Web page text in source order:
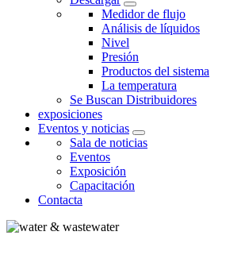
Medidor de flujo
Análisis de líquidos
Nivel
Presión
Productos del sistema
La temperatura
Se Buscan Distribuidores
exposiciones
Eventos y noticias
Sala de noticias
Eventos
Exposición
Capacitación
Contacta